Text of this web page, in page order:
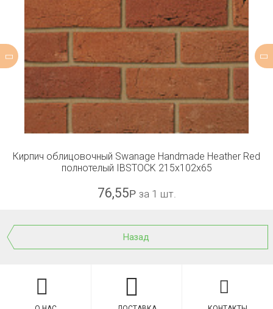
Кирпич облицовочный Swanage Handmade Heather Red
полнотелый IBSTOCK 215x102x65
76,55Р за 1 шт.
Назад